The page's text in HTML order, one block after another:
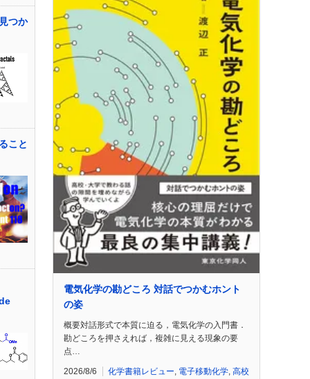
つか
こと
電気化学の勘どころ 対話でつかむホント
の姿
概要対話形式で本質に迫る，電気化学の入門書．
勘どころを押さえれば，複雑に見える現象の要
点…
2026/8/6 化学書籍レビュー, 電子移動化学, 高校